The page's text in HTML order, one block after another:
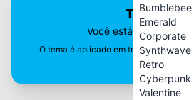
Bumblebee
Emerald
Corporate
Synthwave
Retro
Cyberpunk
Valentine
Tema Atual
Você está usando o
O tema é aplicado em toda a
<html>